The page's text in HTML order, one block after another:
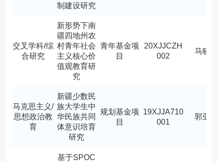
制建设研究
交叉学科/综
合研究
新形势下南
疆四地州农
村青年社会
主义核心价
值观教育研
究
青年基金项
目
20XJJCZH
002
马晓梅
马克思主义/
思想政治教
育
新疆少数民
族大学生中
华民族共同
体意识培育
研究
规划基金项
目
19XJJA710
001
郭亚萍
基于SPOC